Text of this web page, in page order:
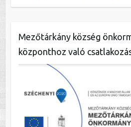
Mezőtárkány község
központhoz való